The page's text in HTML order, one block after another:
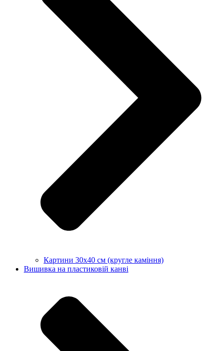
Картини 30х40 см (кругле каміння)
Вишивка на пластиковій канві